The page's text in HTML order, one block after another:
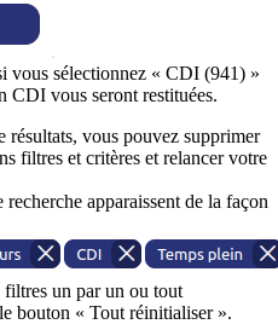
vous sélectionnez « CDI (941) »
CDI vous seront restituées.
résultats, vous pouvez supprimer
filtres et critères et relancer votre
apparaissent de la façon
un par un ou tout
bouton « Tout réinitialiser ».